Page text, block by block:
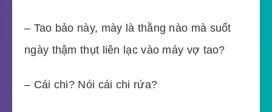
– Tao bảo này, mày là thằng nào mà suốt
ngày thậm thụt liên lạc vào máy vợ tao?
– Cái chi? Nói cái chi rứa?